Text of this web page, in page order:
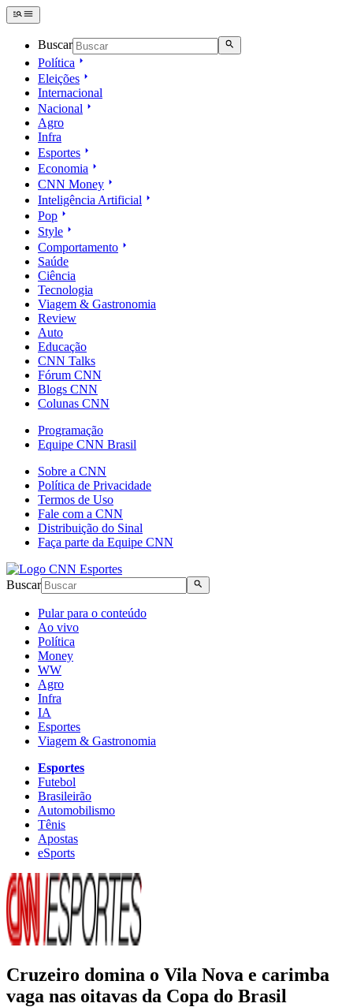
Buscar
Política
Eleições
Internacional
Nacional
Agro
Infra
Esportes
Economia
CNN Money
Inteligência Artificial
Pop
Style
Comportamento
Saúde
Ciência
Tecnologia
Viagem & Gastronomia
Review
Auto
Educação
CNN Talks
Fórum CNN
Blogs CNN
Colunas CNN
Programação
Equipe CNN Brasil
Sobre a CNN
Política de Privacidade
Termos de Uso
Fale com a CNN
Distribuição do Sinal
Faça parte da Equipe CNN
Buscar
Pular para o conteúdo
Ao vivo
Política
Money
WW
Agro
Infra
IA
Esportes
Viagem & Gastronomia
Esportes
Futebol
Brasileirão
Automobilismo
Tênis
Apostas
eSports
Cruzeiro domina o Vila Nova e carimba
vaga nas oitavas da Copa do Brasil